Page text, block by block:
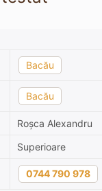
Bacău
Bacău
Roșca Alexandru
Superioare
0744 790 978